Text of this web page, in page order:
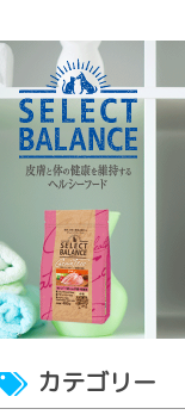
カテゴリー